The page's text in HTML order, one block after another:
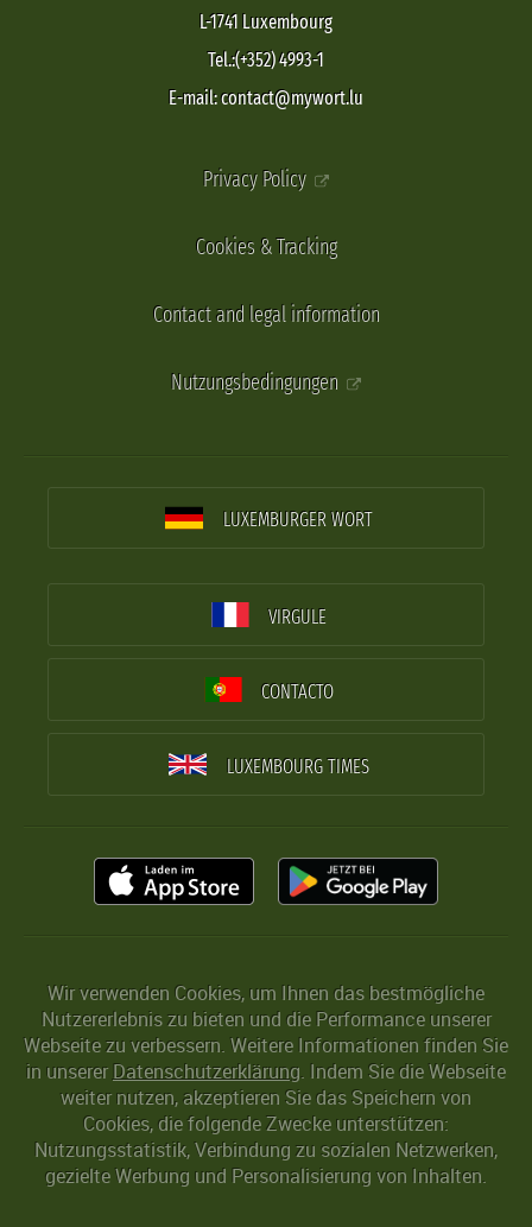
L-1741 Luxembourg
Tel.:(+352) 4993-1
E-mail: contact@mywort.lu
Privacy Policy
Cookies & Tracking
Contact and legal information
Nutzungsbedingungen
LUXEMBURGER WORT
VIRGULE
CONTACTO
LUXEMBOURG TIMES
Wir verwenden Cookies, um Ihnen das bestmögliche
Nutzererlebnis zu bieten und die Performance unserer
Webseite zu verbessern. Weitere Informationen finden Sie
in unserer Datenschutzerklärung. Indem Sie die Webseite
weiter nutzen, akzeptieren Sie das Speichern von
Cookies, die folgende Zwecke unterstützen:
Nutzungsstatistik, Verbindung zu sozialen Netzwerken,
gezielte Werbung und Personalisierung von Inhalten.